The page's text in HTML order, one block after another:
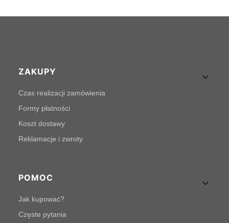
Linki w stopce
ZAKUPY
Czas realizacji zamówienia
Formy płatności
Koszt dostawy
Reklamacje i zwroty
POMOC
Jak kupować?
Częste pytania